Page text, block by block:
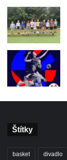
Štítky
basket divadlo